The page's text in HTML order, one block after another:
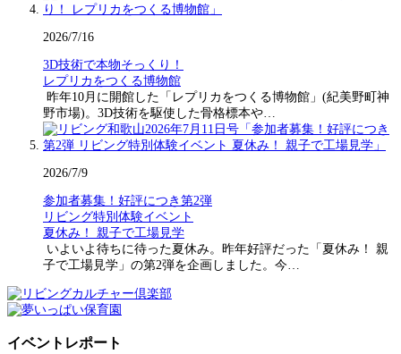
2026/7/16
3D技術で本物そっくり！
レプリカをつくる博物館
昨年10月に開館した「レプリカをつくる博物館」(紀美野町神
野市場)。3D技術を駆使した骨格標本や…
2026/7/9
参加者募集！好評につき第2弾
リビング特別体験イベント
夏休み！ 親子で工場見学
いよいよ待ちに待った夏休み。昨年好評だった「夏休み！ 親
子で工場見学」の第2弾を企画しました。今…
イベントレポート